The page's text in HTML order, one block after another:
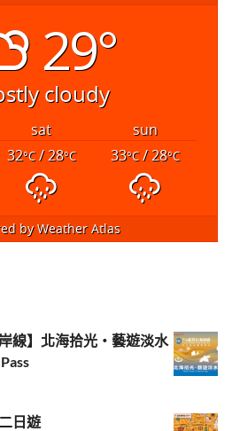
29°
cloudy
sat
sun
32°C/ 28°C 33°C/ 28°C
byWeather Atlas
線】北海拾光・藝遊淡水
日遊